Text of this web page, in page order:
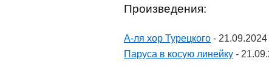
Произведения:
А-ля хор Турецкого - 21.09.2024
Паруса в косую линейку -